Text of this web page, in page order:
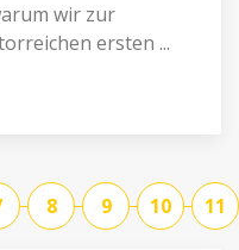
wir zur
ersten ...
8 9 10 11